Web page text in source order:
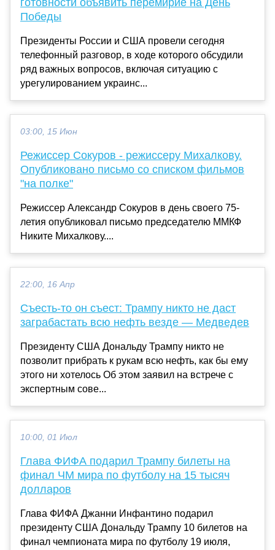
готовности объявить перемирие на День
Победы
Президенты России и США провели сегодня
телефонный разговор, в ходе которого обсудили
ряд важных вопросов, включая ситуацию с
урегулированием украинс...
03:00, 15 Июн
Режиссер Сокуров - режиссеру Михалкову.
Опубликовано письмо со списком фильмов
"на полке"
Режиссер Александр Сокуров в день своего 75-
летия опубликовал письмо председателю ММКФ
Никите Михалкову....
22:00, 16 Апр
Съесть-то он съест: Трампу никто не даст
заграбастать всю нефть везде — Медведев
Президенту США Дональду Трампу никто не
позволит прибрать к рукам всю нефть, как бы ему
этого ни хотелось Об этом заявил на встрече с
экспертным сове...
10:00, 01 Июл
Глава ФИФА подарил Трампу билеты на
финал ЧМ мира по футболу на 15 тысяч
долларов
Глава ФИФА Джанни Инфантино подарил
президенту США Дональду Трампу 10 билетов на
финал чемпионата мира по футболу 19 июля,